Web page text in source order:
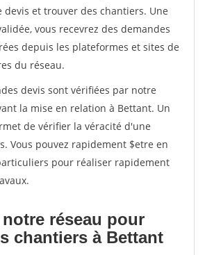
devis et trouver des chantiers. Une
vous recevrez des demandes
depuis les plateformes et sites de
du réseau.
devis sont vérifiées par notre
la mise en relation à Bettant. Un
de vérifier la véracité d'une
Vous pouvez rapidement $etre en
pour réaliser rapidement
réseau pour
chantiers à Bettant